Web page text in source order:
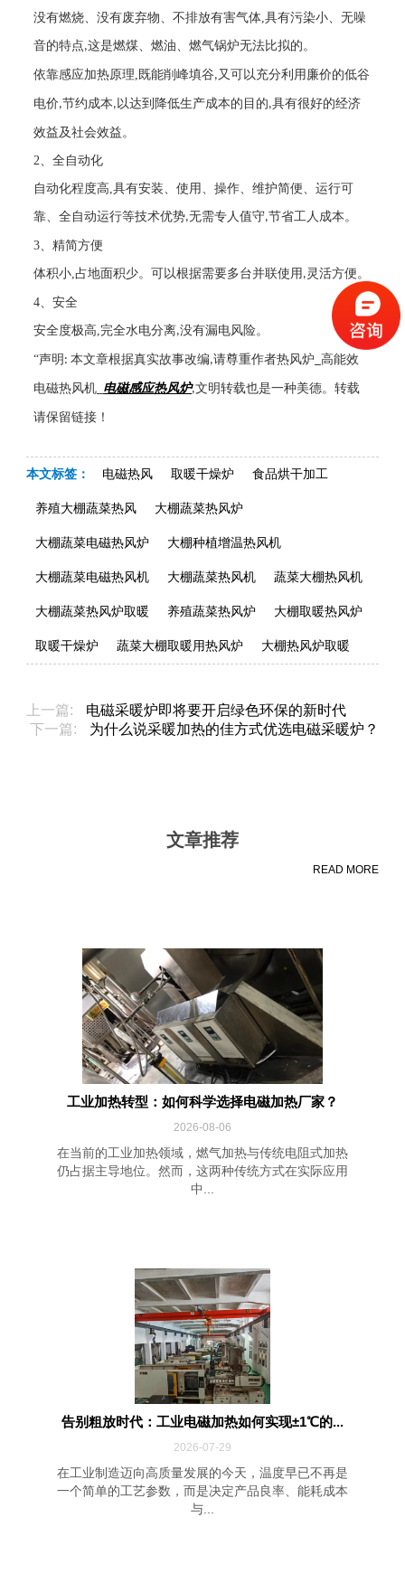
没有燃烧、没有废弃物、不排放有害气体,具有污染小、无噪
音的特点,这是燃煤、燃油、燃气锅炉无法比拟的。
依靠感应加热原理, 既能削峰填谷,又可以充分利用廉价的低谷
电价,节约成本, 以达到降低生产成本的目的,具有很好的经济
效益及社会效益。
2、全自动化
自动化程度高,具有安装、使用、操作、维护简便、运行可
靠、全自动运行等技术优势,无需专人值守,节省工人成本。
3、精简方便
体积小,占地面积少。可以根据需要多台并联使用 , 灵活方便。
4、安全
安全度极高,完全水电分离,没有漏电风险。
“声明 :本文章根据真实故事改编,请尊重作者热风炉 高能效
电磁热风机 电磁感应热风炉,文明转载也是一种美德。转载
请保留链接！
本文标签： 电磁热风 取暖干燥炉 食品烘干加工
养殖大棚蔬菜热风 大棚蔬菜热风炉
大棚蔬菜电磁热风炉 大棚种植增温热风机
大棚蔬菜电磁热风机 大棚蔬菜热风机 蔬菜大棚热风机
大棚蔬菜热风炉取暖 养殖蔬菜热风炉 大棚取暖热风炉
取暖干燥炉 蔬菜大棚取暖用热风炉 大棚热风炉取暖
上一篇:
电磁采暖炉即将要开启绿色环保的新时代
下一篇:
为什么说采暖加热的佳方式优选电磁采暖炉？
文章推荐
READ MORE
工业加热转型：如何科学选择电磁加热厂家？
2026-08-06
在当前的工业加热领域，燃气加热与传统电阻式加热
仍占据主导地位。然而，这两种传统方式在实际应用
中...
告别粗放时代：工业电磁加热如何实现±1℃的...
2026-07-29
在工业制造迈向高质量发展的今天，温度早已不再是
一个简单的工艺参数，而是决定产品良率、能耗成本
与...